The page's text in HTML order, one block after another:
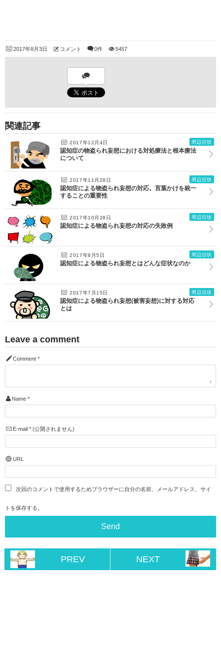
2017年8月3日 コメント 0件 5457
関連記事
2017年12月4日 周辺症状
認知症の物盗られ妄想における対処療法と根本療法
について
2017年11月28日 周辺症状
認知症による物盗られ妄想の対応。言葉かけを統一
することの重要性
2017年10月28日 周辺症状
認知症による物盗られ妄想の対応の失敗例
2017年8月5日 周辺症状
認知症による物盗られ妄想とはどんな症状なのか
2017年7月15日 周辺症状
認知症による物盗られ妄想(被害妄想)に対する対応
とは
Leave a comment
Comment *
Name *
E-mail *(公開されません)
URL
次回のコメントで使用するためブラウザーに自分の名前、メールアドレス、サイ
トを保存する。
PREV NEXT